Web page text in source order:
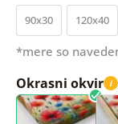
90x30 120x40
*mere so
Okrasni okvir i